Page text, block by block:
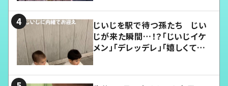
じいじを駅で待つ孫たち じい
じが来た瞬間…！？「じいじイケ
メン」「デレッデレ」「嬉しくて可